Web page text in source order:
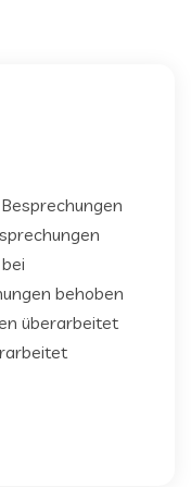
behoben
überarbeitet